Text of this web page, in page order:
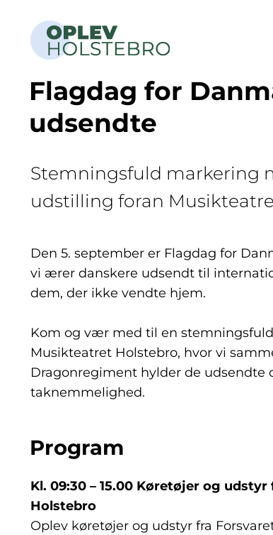
Flagdag for
udsendte
Stemningsfuld markering
udstilling foran
Den 5. september er Flagdag for
vi ærer danskere udsendt til
dem, der ikke vendte hjem.
Kom og vær med til en
Musikteatret Holstebro, hvor vi
Dragonregiment hylder de udsendte
taknemmelighed.
Program
Kl. 09:30 – 15.00 Køretøjer og
Holstebro
Oplev køretøjer og udstyr fra